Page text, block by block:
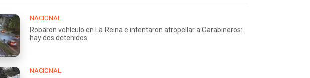
NACIONAL
Robaron vehículo en La Reina e intentaron atropellar a Carabineros:
hay dos detenidos
NACIONAL